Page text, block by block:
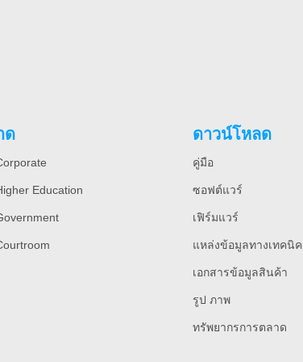
ด
Education
ดาวน์โหลด
คู่มือ
ซอฟต์แวร์
เฟิร์มแวร์
แหล่งข้อมูลทางเทคนิค
เอกสารข้อมูลสินค้า
รูป ภาพ
ทรัพยากรการตลาด